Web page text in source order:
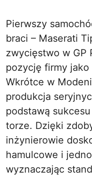
Pierwszy
braci – Maserati
zwycięstwo w GP
pozycję firmy
Wkrótce w
produkcja
podstawą
torze. Dzięki
inżynierowie
hamulcowe i
wyznaczając